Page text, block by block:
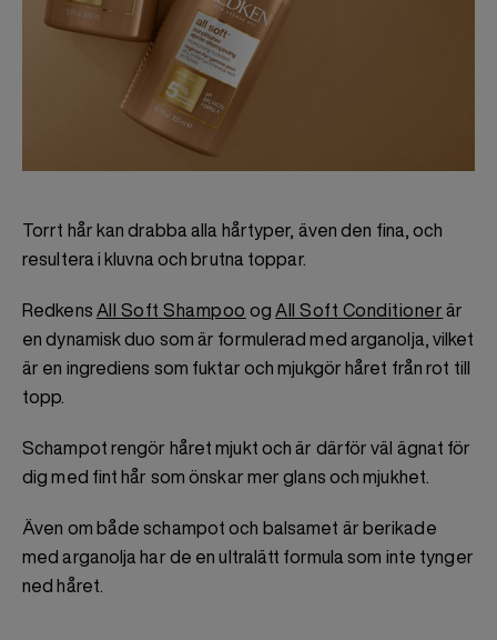
Torrt hår kan drabba alla hårtyper, även den fina, och
resultera i kluvna och brutna toppar.
Redkens All Soft Shampoo og All Soft Conditioner är
en dynamisk duo som är formulerad med arganolja, vilket
är en ingrediens som fuktar och mjukgör håret från rot till
topp.
Schampot rengör håret mjukt och är därför väl ägnat för
dig med fint hår som önskar mer glans och mjukhet.
Även om både schampot och balsamet är berikade
med arganolja har de en ultralätt formula som inte tynger
ned håret.